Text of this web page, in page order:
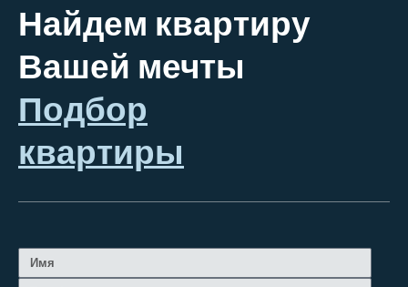
Найдем квартиру
Вашей мечты
Подбор
квартиры